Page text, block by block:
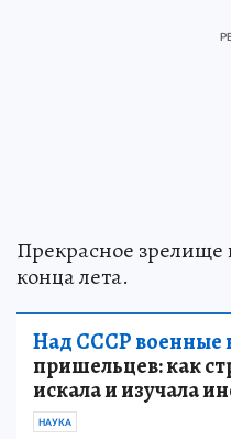
Прекрасное
конца лета.
Над СССР военные
пришельцев: как
искала и изучала
НАУКА